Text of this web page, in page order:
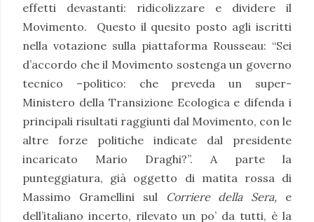
effetti devastanti: ridicolizzare e dividere il
Movimento.
Questo il quesito posto agli iscritti
nella votazione sulla piattaforma Rousseau: “Sei
d’accordo che il Movimento sostenga un governo
tecnico –politico: che preveda un super-
Ministero della Transizione Ecologica e difenda i
principali risultati raggiunti dal Movimento, con le
altre forze politiche indicate dal presidente
incaricato Mario Draghi?”. A parte la
punteggiatura, già oggetto di matita rossa di
Massimo Gramellini sul
Corriere della Sera, e
dell’italiano incerto, rilevato un po’ da tutti, è la